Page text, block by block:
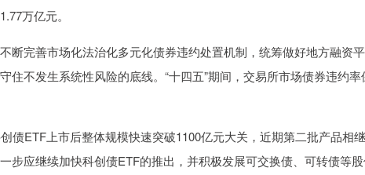
万亿元。
完善市场化法治化多元化债券违约处置机制，统筹做好地方融资
住不发生系统性风险的底线。“十四五”期间，交易所市场债券违约
ETF上市后整体规模快速突破1100亿元大关，近期第二批产品相
步应继续加快科创债ETF的推出，并积极发展可交换债、可转债等